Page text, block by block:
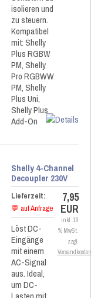
isolieren und
zu steuern.
Kompatibel
mit: Shelly
Plus RGBW
PM, Shelly
Pro RGBWW
PM, Shelly
Plus Uni,
Shelly Plus
Add-On
Shelly 4-Channel
Decoupler 230V
Lieferzeit:
💬 auf Anfrage
Löst DC-
Eingänge
mit einem
AC-Signal
aus. Ideal,
um DC-
7,95
EUR
inkl. 19
% MwSt.
zzgl.
Versandkosten